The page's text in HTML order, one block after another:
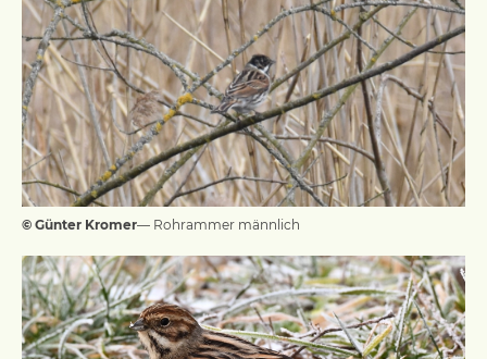
© Günter Kromer— Rohrammer männlich